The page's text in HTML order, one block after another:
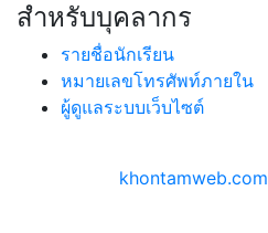
สำหรับบุคลากร
รายชื่อนักเรียน
หมายเลขโทรศัพท์ภายใน
ผู้ดูแลระบบเว็บไซต์
khontamweb.com